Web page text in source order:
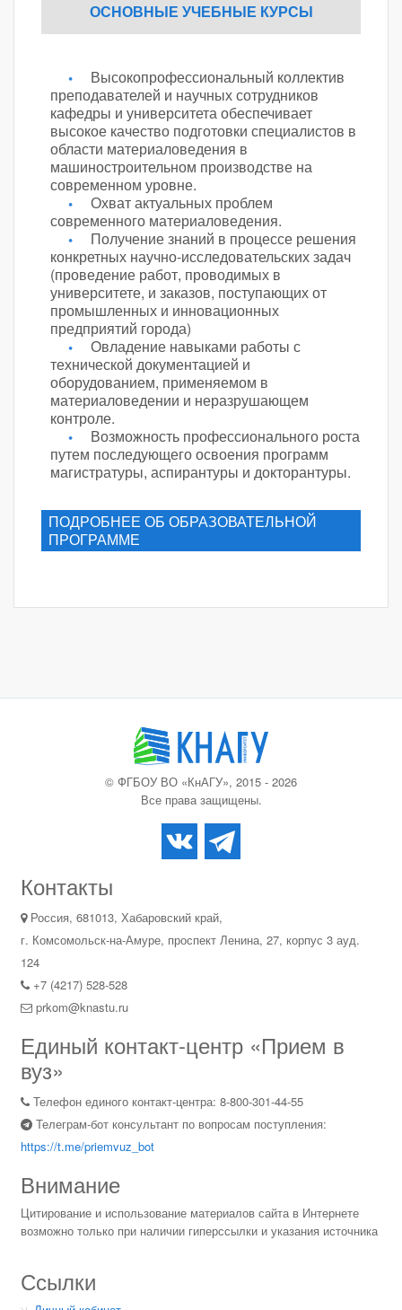
ОСНОВНЫЕ УЧЕБНЫЕ КУРСЫ
Высокопрофессиональный коллектив
преподавателей и научных сотрудников
кафедры и университета обеспечивает
высокое качество подготовки специалистов в
области материаловедения в
машиностроительном производстве на
современном уровне.
Охват актуальных проблем
современного материаловедения.
Получение знаний в процессе решения
конкретных научно-исследовательских задач
(проведение работ, проводимых в
университете, и заказов, поступающих от
промышленных и инновационных
предприятий города)
Овладение навыками работы с
технической документацией и
оборудованием, применяемом в
материаловедении и неразрушающем
контроле.
Возможность профессионального роста
путем последующего освоения программ
магистратуры, аспирантуры и докторантуры.
ПОДРОБНЕЕ ОБ ОБРАЗОВАТЕЛЬНОЙ
ПРОГРАММЕ
© ФГБОУ ВО «КнАГУ», 2015 - 2026
Все права защищены.
Контакты
Россия, 681013, Хабаровский край,
г. Комсомольск-на-Амуре, проспект Ленина, 27, корпус 3 ауд.
124
+7 (4217) 528-528
prkom@knastu.ru
Единый контакт-центр «Прием в
вуз»
Телефон единого контакт-центра: 8-800-301-44-55
Телеграм-бот консультант по вопросам поступления:
https://t.me/priemvuz_bot
Внимание
Цитирование и использование материалов сайта в Интернете
возможно только при наличии гиперссылки и указания источника
Ссылки